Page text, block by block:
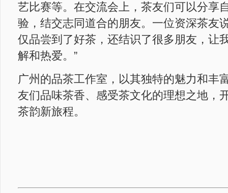
艺比赛等。在交流会上，茶友们可以分享
验，结交志同道合的朋友。一位资深茶友
仅品尝到了好茶，还结识了很多朋友，让
解和热爱。”
广州的品茶工作室，以其独特的魅力和丰
友们品味茶香、感受茶文化的理想之地，
茶韵新旅程。